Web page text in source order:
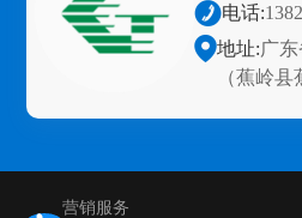
电话:
地址:广
（蕉岭县
营销服务